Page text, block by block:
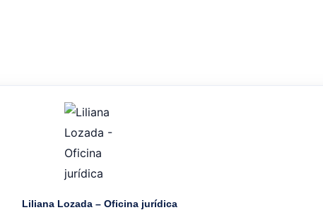
Liliana Lozada – Oficina jurídica